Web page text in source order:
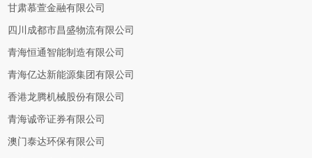
甘肃慕萱金融有限公司
四川成都市昌盛物流有限公司
青海恒通智能制造有限公司
青海亿达新能源集团有限公司
香港龙腾机械股份有限公司
青海诚帝证券有限公司
澳门泰达环保有限公司